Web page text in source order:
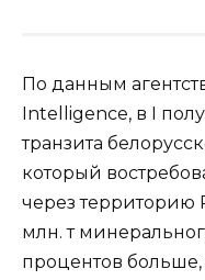
По данным
Intelligence, в I
транзита
который
через
млн. т
процентов